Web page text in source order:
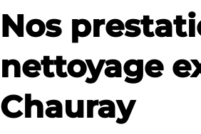
Nos
nettoyage
Chauray